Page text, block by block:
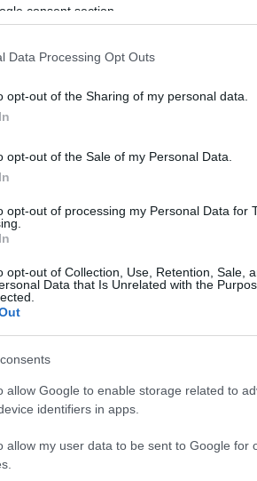
consent section.
Data Processing Opt Outs
opt-out of the Sharing of my personal data.
opt-out of the Sale of my Personal Data.
opt-out of processing my Personal Data for
opt-out of Collection, Use, Retention, Sale,
Data that Is Unrelated with the
allow Google to enable storage related to
identifiers in apps.
allow my user data to be sent to Google for
– Mayer Maxim
– Menszátor Magdolna
magyar hangok:
Hegedűs Miklós, Hirling Judit, Kapácsy
Lázár Erika, Pásztor Tibor, Simon Aladár,
Erika, Téglás Judit, Turi Bálint
változat munkatársai:
Bozai József
Speier Dávid
Illés Gergely
vágó: Simkóné Varga Erzsébet
Gelencsér Adrienne
Tabák Kata
stúdió: Mafilm